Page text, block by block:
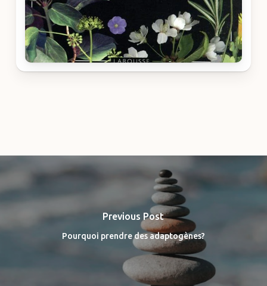
Previous Post
Pourquoi prendre des adaptogènes?